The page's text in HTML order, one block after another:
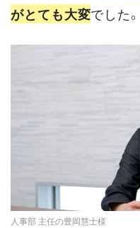
がとても大変でした。
人事部 主任の豊岡慧士様